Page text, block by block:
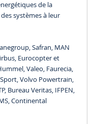
de la
systèmes à leur
Safran, MAN
Eurocopter et
Valeo, Faurecia,
Sport, Volvo Powertrain,
Bureau Veritas, IFPEN,
Continental